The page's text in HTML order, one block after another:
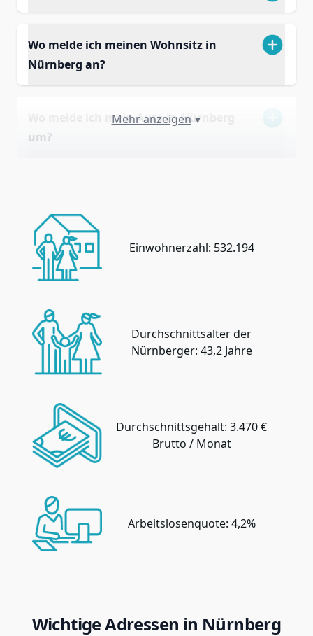
Wo melde ich meinen Wohnsitz in
Nürnberg an?
Wo melde ich mein Auto in Nürnberg
um?
Mehr anzeigen ▼
Einwohnerzahl: 532.194
Durchschnittsalter der
Nürnberger: 43,2 Jahre
Durchschnittsgehalt: 3.470 €
Brutto / Monat
Arbeitslosenquote: 4,2%
Wichtige Adressen in Nürnberg